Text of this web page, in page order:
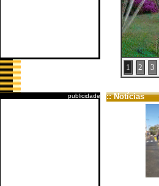
publicidade
1 2 3
:: Notícias